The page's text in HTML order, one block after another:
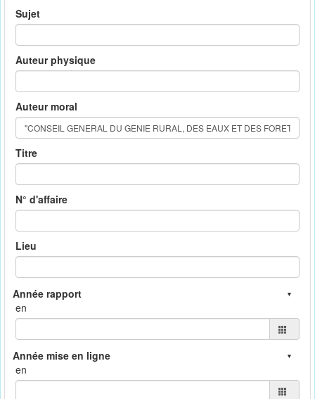
Sujet
Auteur physique
Auteur moral
Titre
N° d'affaire
Lieu
en
en